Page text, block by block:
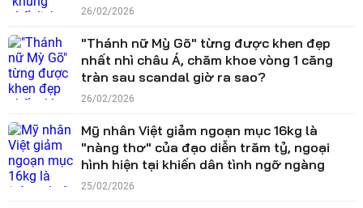
26/02/2026
"Thánh nữ Mỳ Gõ" từng được khen đẹp
nhất nhì châu Á, chăm khoe vòng 1 căng
tràn sau scandal giờ ra sao?
26/02/2026
Mỹ nhân Việt giảm ngoạn mục 16kg là
"nàng thơ" của đạo diễn trăm tỷ, ngoại
hình hiện tại khiến dân tình ngỡ ngàng
25/02/2026